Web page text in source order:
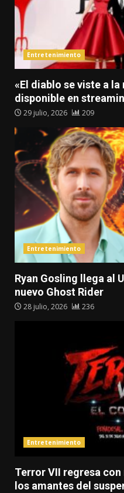
Entretenimiento
«El diablo se viste a la
disponible en
29 julio, 2026 209
Entretenimiento
Ryan Gosling llega al
nuevo Ghost Rider
28 julio, 2026 236
Entretenimiento
Terror VII regresa
los amantes del